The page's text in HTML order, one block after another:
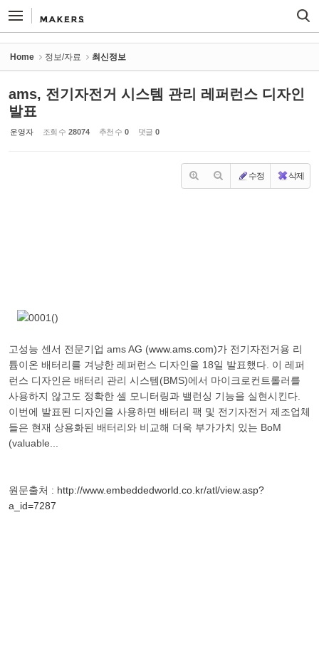
Home 정보/자료 최신정보
ams, 전기자전거 시스템 관리 레퍼런스 디자인
발표
운영자 조회 수 28074 추천 수 0 댓글 0
수정 삭제
고성능 센서 전문기업 ams AG (www.ams.com)가 전기자전거용 리
튬이온 배터리를 겨냥한 레퍼런스 디자인을 18일 발표했다. 이 레퍼
런스 디자인은 배터리 관리 시스템(BMS)에서 마이크로컨트롤러를
사용하지 않고도 정확한 셀 모니터링과 밸런싱 기능을 실현시킨다.
이번에 발표된 디자인을 사용하면 배터리 팩 및 전기자전거 제조업체
들은 현재 상용화된 배터리와 비교해 더욱 부가가치 있는 BoM
(valuable...
원문출처 : http://www.embeddedworld.co.kr/atl/view.asp?
a_id=7287